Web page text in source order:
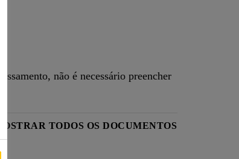
não é necessário preencher
TODOS OS DOCUMENTOS